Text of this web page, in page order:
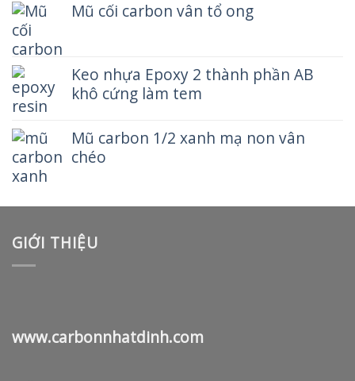
Mũ cối carbon vân tổ ong
Keo nhựa Epoxy 2 thành phần AB
khô cứng làm tem
Mũ carbon 1/2 xanh mạ non vân
chéo
GIỚI THIỆU
www.carbonnhatdinh.com